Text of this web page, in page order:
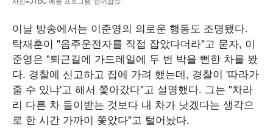
이날 방송에서는 이준영의 의로운 행동도 조명됐다.
탁재훈이 "음주운전자를 직접 잡았다더라"고 묻자, 이
준영은 "퇴근길에 가드레일에 두 번 박을 뻔한 차를 봤
다. 경찰에 신고하고 집에 가려 했는데, 경찰이 '따라가
줄 수 있냐'고 해서 쫓아갔다"고 설명했다. 그는 "차라
리 다른 차 들이받는 것보다 내 차가 낫겠다는 생각으
로 한 시간 가까이 쫓았다"고 털어놨다.